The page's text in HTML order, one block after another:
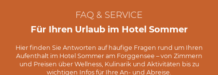
FAQ & SERVICE
Für Ihren Urlaub im Hotel Sommer
Hier finden Sie Antworten auf häufige Fragen rund um Ihren
Aufenthalt im Hotel Sommer am Forggensee – von Zimmern
und Preisen über Wellness, Kulinarik und Aktivitäten bis zu
wichtigen Infos für Ihre An- und Abreise.